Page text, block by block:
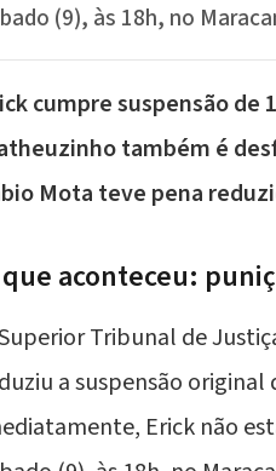
(9), às 18h, no
cumpre suspensão de
também é
Mota teve pena
aconteceu:
Tribunal de
a suspensão
Erick não